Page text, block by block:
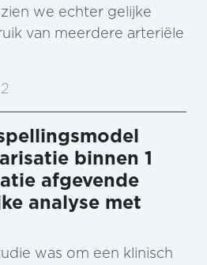
we echter gelijke
van meerdere arteriële
binnen 1
afgevende
analyse met
was om een klinisch